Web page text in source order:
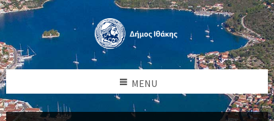
MENU